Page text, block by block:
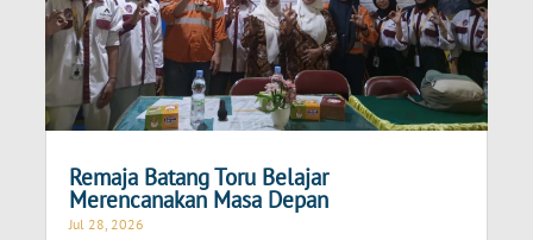
Remaja Batang Toru Belajar
Merencanakan Masa Depan
Jul 28, 2026